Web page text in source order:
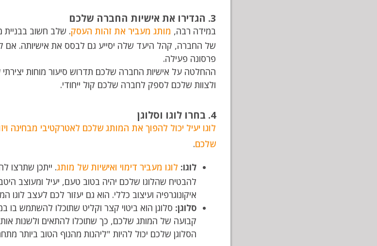
3. הגדירו את אישיות החברה שלכם
במידה רבה, מותג מעביר את זהות העסק. שלב חשוב בבניית
של החברה, קהל היעד שלה יסייע גם לבסס את אישיותה. אם
פרסונה פעילה.
ההחלטה על אישיות החברה שלכם תדרוש סיעור מוחות יצירתי
ולצוות שלכם לספק לחברה שלכם קול ייחודי.
4. בחרו לוגו וסלוגן
לוגו יעיל יכול להפוך את המותג שלכם לאטרקטיבי מבחינה
שלכם.
לוגו: לוגו מעביר דימוי ואישיות של מותג. ייתכן שתרצו
להבטיח שהלוגו שלכם יהיה בטוב טעם, יעיל ומעוצב
איקונוגרפיה ועיצוב כללי. הוא גם יעזור לכם לעצב
סלוגן: סלוגן הוא ביטוי קצר וקליט שתוכלו להשתמש בו
קבועה של המותג שלכם, כך שתוכלו להתאים ולשנות
הסלוגן שלכם יכול להיות "ליהנות מהנוף הטוב ביותר